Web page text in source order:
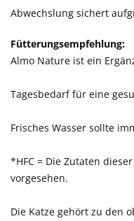
Abwechslung sichert
Fütterungsempfehlung:
Almo Nature ist ein
Tagesbedarf für eine
Frisches Wasser sollte
*HFC = Die Zutaten
vorgesehen.
Die Katze gehört zu den